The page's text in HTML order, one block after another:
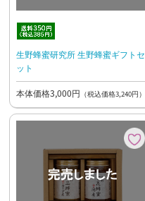
生野蜂蜜研究所 生野蜂蜜ギフトセ
ット
本体価格3,000円 （税込価格3,240円）